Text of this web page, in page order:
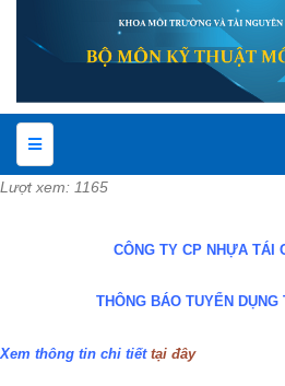
Lượt xem: 1165
CÔNG TY CP NHỰA TÁI
THÔNG BÁO TUYỂN DỤNG
Xem thông tin chi tiết tại đây